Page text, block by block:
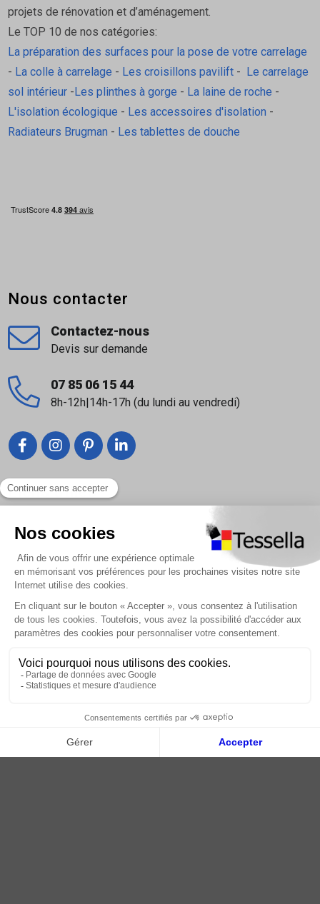
projets de rénovation et d’aménagement.
Le TOP 10 de nos catégories:
La préparation des surfaces pour la pose de votre carrelage
- La colle à carrelage - Les croisillons pavilift-
Le carrelage
sol intérieur- Les plinthes à gorge - La laine de roche -
L'isolation écologique - Les accessoires d'isolation -
Radiateurs Brugman - Les tablettes de douche
Liens utiles
Nous contacter
À propos
Paiement sécurisé
Livraison | Retour client
Nos tutos
Connexion / Inscription
Nous contacter
Contactez-nous
Devis sur demande
07 85 06 15 44
8h-12h|14h-17h (du lundi au vendredi)
2018 - 2026 © Tessella, Tous droits réservés